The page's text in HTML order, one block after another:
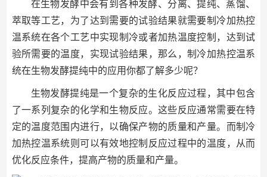
在生物发酵中会有到各种发酵、分离、提纯、蒸馏、
萃取等工艺，为了达到需要的试验结果就需要制冷加热控
温系统在各个工艺中实现制冷或者加热温度控制，达到试
验所需要的温度，实现试验结果，那么，制冷加热控温系
统在生物发酵提纯中的应用你都了解多少呢？
生物发酵提纯是一个复杂的生化反应过程，其中包含
了一系列复杂的化学和生物反应。这些反应通常需要在特
定的温度范围内进行，以确保产物的质量和产量。而制冷
加热控温系统则可以有效地控制反应过程中的温度，从而
优化反应条件，提高产物的质量和产量。